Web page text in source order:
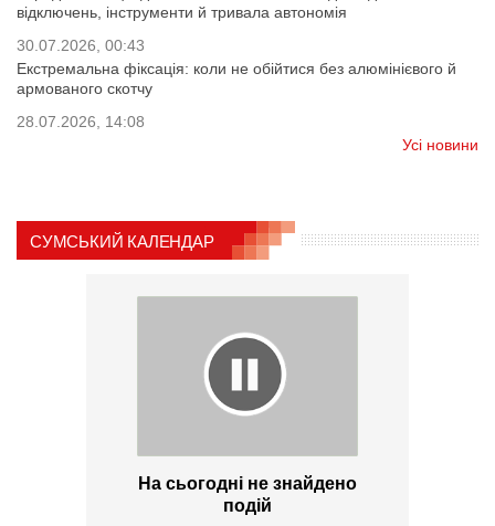
відключень, інструменти й тривала автономія
30.07.2026, 00:43
Екстремальна фіксація: коли не обійтися без алюмінієвого й
армованого скотчу
28.07.2026, 14:08
Усі новини
СУМСЬКИЙ КАЛЕНДАР
На сьогодні не знайдено
подій